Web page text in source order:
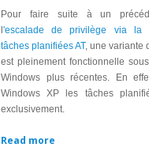
Pour faire suite à un
'escalade de privilège via la
tâches planifiées AT, une variante
est pleinement fonctionnelle
Windows plus récentes. En
Windows XP les tâches
exclusivement.
Read more